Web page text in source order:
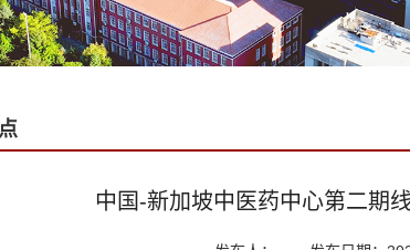
中国-新加坡中医药中心第二期